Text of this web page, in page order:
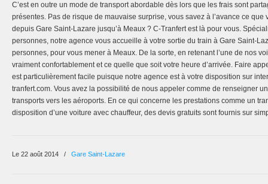
C’est en outre un mode de transport abordable dès lors que les frais sont
présentes. Pas de risque de mauvaise surprise, vous savez à l’avance ce que
depuis Gare Saint-Lazare jusqu’à Meaux ? C-Tranfert est là pour vous.
personnes, notre agence vous accueille à votre sortie du train à Gare Saint-
personnes, pour vous mener à Meaux. De la sorte, en retenant l’une de nos
vraiment confortablement et ce quelle que soit votre heure d’arrivée. Faire
est particulièrement facile puisque notre agence est à votre disposition sur
tranfert.com. Vous avez la possibilité de nous appeler comme de renseigner
transports vers les aéroports. En ce qui concerne les prestations comme un
disposition d’une voiture avec chauffeur, des devis gratuits sont fournis sur
Le 22 août 2014 / Gare Saint-Lazare